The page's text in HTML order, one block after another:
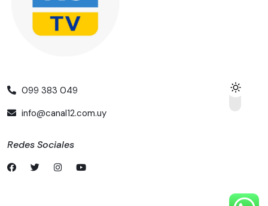
099 383 049
info@canal12.com.uy
Redes Sociales